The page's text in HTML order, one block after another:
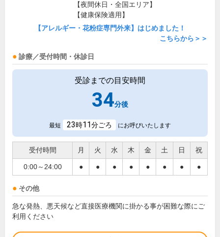
【夜間休日・全国エリア】
【健康保険適用】
【アレルギー・花粉症専門外来】はじめました！
こちらから＞＞
診療／受付時間・休診日
受診までの目安時間
34分後
最短 23時11分ごろ にお呼びいたします
受付時間 月 火 水 木 金 土 日 祝
0:00～24:00 ● ● ● ● ● ● ● ●
その他
急な発熱、悪天候など直接医療機関に掛かる事が困難な際にご
利用ください